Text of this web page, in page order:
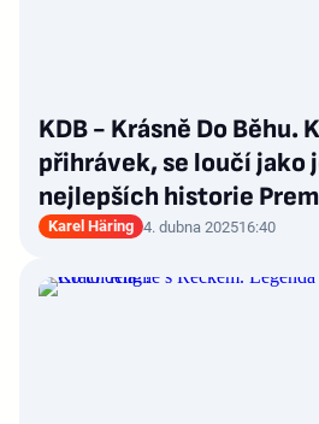
KDB - Krásně Do Běhu.
přihrávek, se loučí jako
nejlepších historie
Karel Häring 4. dubna 202516:40